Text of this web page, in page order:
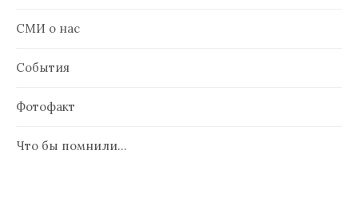
СМИ о нас
События
Фотофакт
Что бы помнили…